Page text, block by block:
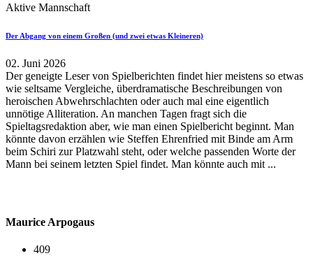
Aktive Mannschaft
Der Abgang von einem Großen (und zwei etwas Kleineren)
02. Juni 2026
Der geneigte Leser von Spielberichten findet hier meistens so etwas
wie seltsame Vergleiche, überdramatische Beschreibungen von
heroischen Abwehrschlachten oder auch mal eine eigentlich
unnötige Alliteration. An manchen Tagen fragt sich die
Spieltagsredaktion aber, wie man einen Spielbericht beginnt. Man
könnte davon erzählen wie Steffen Ehrenfried mit Binde am Arm
beim Schiri zur Platzwahl steht, oder welche passenden Worte der
Mann bei seinem letzten Spiel findet. Man könnte auch mit ...
Maurice Arpogaus
409